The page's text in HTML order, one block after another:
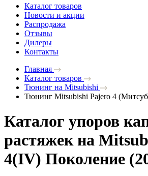
Каталог товаров
Новости и акции
Распродажа
Отзывы
Дилеры
Контакты
Главная
Каталог товаров
Тюнинг на Mitsubishi
Тюнинг Mitsubishi Pajero 4
Каталог упоров
растяжек на
4(IV) Поколение